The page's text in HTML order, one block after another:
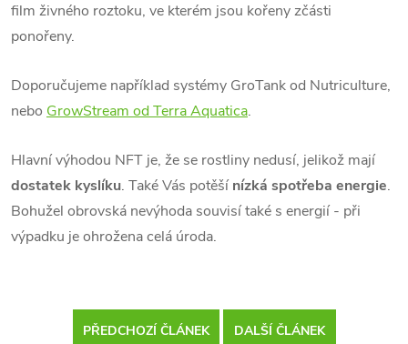
film živného roztoku, ve kterém jsou kořeny zčásti
ponořeny.
Doporučujeme například systémy GroTank od Nutriculture,
nebo GrowStream od Terra Aquatica.
Hlavní výhodou NFT je, že se rostliny nedusí, jelikož mají
dostatek kyslíku. Také Vás potěší nízká spotřeba energie.
Bohužel obrovská nevýhoda souvisí také s energií - při
výpadku je ohrožena celá úroda.
PŘEDCHOZÍ ČLÁNEK DALŠÍ ČLÁNEK